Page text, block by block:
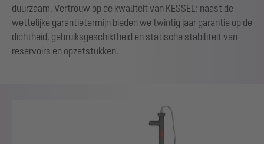
duurzaam. Vertrouw op de kwaliteit van KESSEL: naast de
wettelijke garantietermijn bieden we twintig jaar garantie op de
dichtheid, gebruiksgeschiktheid en statische stabiliteit van
reservoirs en opzetstukken.